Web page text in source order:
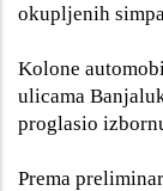
okupljenih
Kolone
ulicama
proglasio
Prema